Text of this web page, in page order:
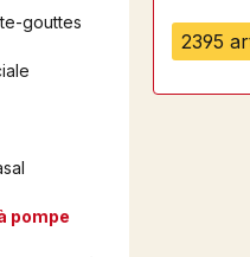
gouttes
pompe
2395